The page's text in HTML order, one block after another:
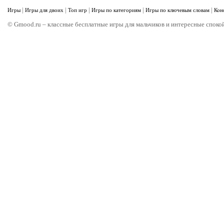
Игры | Игры для двоих | Топ игр | Игры по категориям | Игры по ключевым словам |
© Gmood.ru – классные бесплатные игры для мальчиков и интересные